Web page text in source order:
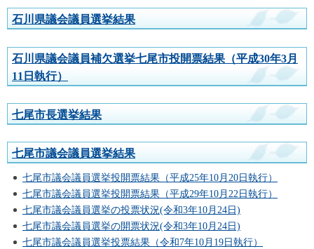
石川県議会議員選挙結果
石川県議会議員補欠選挙七尾市投開票結果（平成30年3月
11日執行）
七尾市長選挙結果
七尾市議会議員選挙結果
七尾市議会議員選挙投開票結果（平成25年10月20日執行）
七尾市議会議員選挙投開票結果（平成29年10月22日執行）
七尾市議会議員選挙の投票状況(令和3年10月24日)
七尾市議会議員選挙の開票状況(令和3年10月24日)
七尾市議会議員選挙投票結果（令和7年10月19日執行）